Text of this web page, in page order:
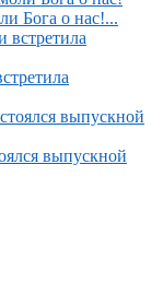
Бога о нас!...
выпускной